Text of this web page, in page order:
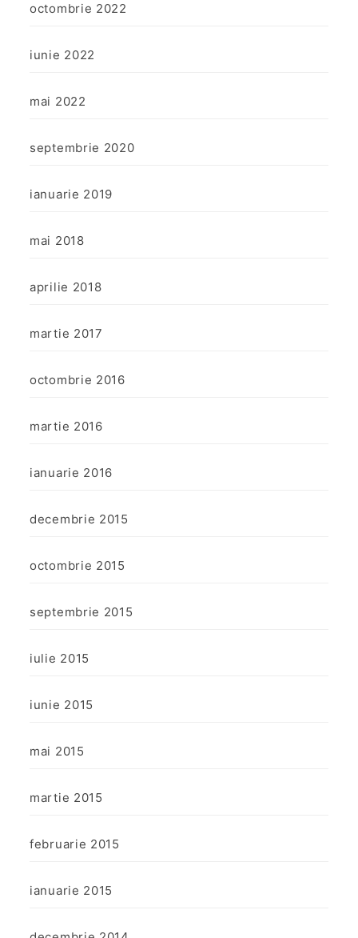
octombrie 2022
iunie 2022
mai 2022
septembrie 2020
ianuarie 2019
mai 2018
aprilie 2018
martie 2017
octombrie 2016
martie 2016
ianuarie 2016
decembrie 2015
octombrie 2015
septembrie 2015
iulie 2015
iunie 2015
mai 2015
martie 2015
februarie 2015
ianuarie 2015